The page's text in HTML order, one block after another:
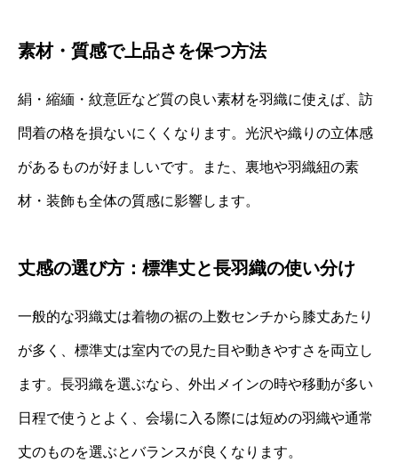
素材・質感で上品さを保つ方法
絹・縮緬・紋意匠など質の良い素材を羽織に使えば、訪
問着の格を損ないにくくなります。光沢や織りの立体感
があるものが好ましいです。また、裏地や羽織紐の素
材・装飾も全体の質感に影響します。
丈感の選び方：標準丈と長羽織の使い分け
一般的な羽織丈は着物の裾の上数センチから膝丈あたり
が多く、標準丈は室内での見た目や動きやすさを両立し
ます。長羽織を選ぶなら、外出メインの時や移動が多い
日程で使うとよく、会場に入る際には短めの羽織や通常
丈のものを選ぶとバランスが良くなります。